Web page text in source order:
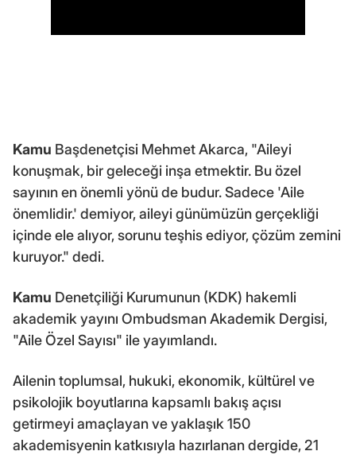
Kamu Başdenetçisi Mehmet Akarca, "Aileyi
konuşmak, bir geleceği inşa etmektir. Bu özel
sayının en önemli yönü de budur. Sadece 'Aile
önemlidir.' demiyor, aileyi günümüzün gerçekliği
içinde ele alıyor, sorunu teşhis ediyor, çözüm zemini
kuruyor." dedi.
Kamu Denetçiliği Kurumunun (KDK) hakemli
akademik yayını Ombudsman Akademik Dergisi,
"Aile Özel Sayısı" ile yayımlandı.
Ailenin toplumsal, hukuki, ekonomik, kültürel ve
psikolojik boyutlarına kapsamlı bakış açısı
getirmeyi amaçlayan ve yaklaşık 150
akademisyenin katkısıyla hazırlanan dergide, 21